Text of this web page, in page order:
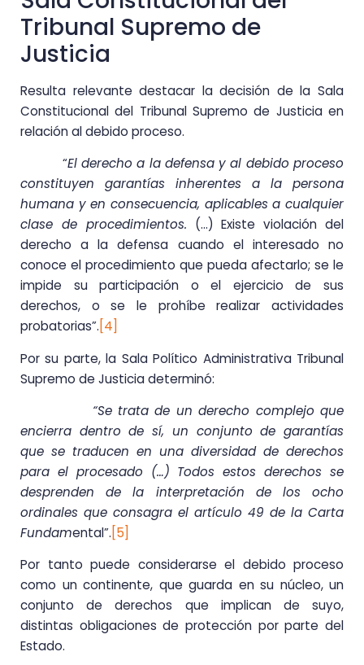
Tribunal Supremo de
Justicia
Resulta relevante destacar la decisión de la Sala
Constitucional del Tribunal Supremo de Justicia en
relación al debido proceso.
“El derecho a la defensa y al debido proceso
constituyen garantías inherentes a la persona
humana y en consecuencia, aplicables a cualquier
clase de procedimientos. (…) Existe violación del
derecho a la defensa cuando el interesado no
conoce el procedimiento que pueda afectarlo; se le
impide su participación o el ejercicio de sus
derechos, o se le prohíbe realizar actividades
probatorias”. [4]
Por su parte, la Sala Político Administrativa Tribunal
Supremo de Justicia determinó:
“Se trata de un derecho complejo que
encierra dentro de sí, un conjunto de garantías
que se traducen en una diversidad de derechos
para el procesado (…) Todos estos derechos se
desprenden de la interpretación de los ocho
ordinales que consagra el artículo 49 de la Carta
Fundamental”. [5]
Por tanto puede considerarse el debido proceso
como un continente, que guarda en su núcleo, un
conjunto de derechos que implican de suyo,
distintas obligaciones de protección por parte del
Estado.